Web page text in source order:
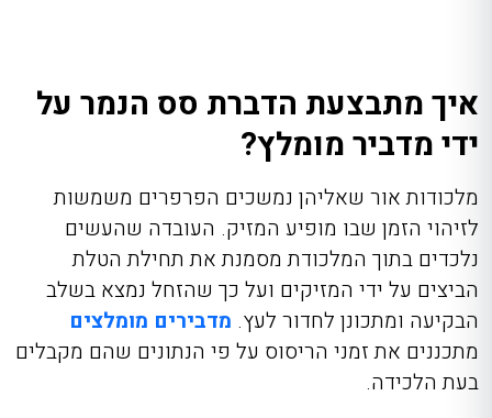
איך מתבצעת הדברת סס הנמר על
ידי מדביר מומלץ?
מלכודות אור שאליהן נמשכים הפרפרים משמשות
לזיהוי הזמן שבו מופיע המזיק. העובדה שהעשים
נלכדים בתוך המלכודת מסמנת את תחילת הטלת
הביצים על ידי המזיקים ועל כך שהזחל נמצא בשלב
הבקיעה ומתכונן לחדור לעץ. מדבירים מומלצים
מתכננים את זמני הריסוס על פי הנתונים שהם מקבלים
בעת הלכידה.